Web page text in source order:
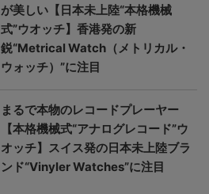
が美しい【日本未上陸“本格機械
式”ウオッチ】香港発の新
鋭“Metrical Watch（メトリカル・
ウォッチ）”に注目
まるで本物のレコードプレーヤー
【本格機械式“アナログレコード”ウ
オッチ】スイス発の日本未上陸ブラ
ンド“Vinyler Watches”に注目